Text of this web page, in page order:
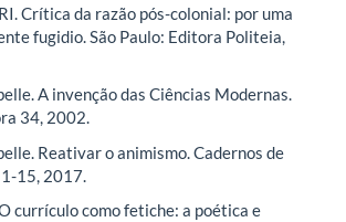
Crítica da razão pós-colonial: por uma
fugidio. São Paulo: Editora Politeia,
A invenção das Ciências Modernas.
34, 2002.
Reativar o animismo. Cadernos de
1-15, 2017.
currículo como fetiche: a poética e